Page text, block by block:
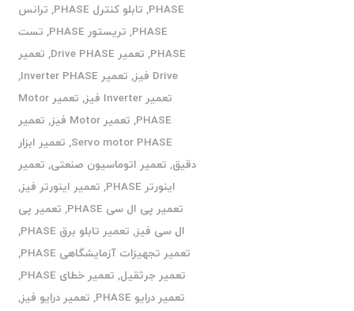
PHASE
, تابلو کنترل PHASE , ترانس
PHASE
, تریستور PHASE , تست
PHASE
, تعمیر Drive PHASE , تعمیر
Drive فیز
, تعمیر Inverter PHASE
,
تعمیر Inverter فیز
,
تعمیر Motor
PHASE
, تعمیر Motor فیز , تعمیر
Servo motor PHASE
, تعمیر ابزار
دقیق, تعمیر اتوماسیون صنعتی, تعمیر
اینورتر PHASE
, تعمیر اینورتر فیز,
تعمیر پی ال سی PHASE
, تعمیر پی
ال سی فیز, تعمیر تابلو برق PHASE
,
تعمیر تجهیزات آزمایشگاهی PHASE
,
تعمیر جرثقیل, تعمیر خطای PHASE
,
تعمیر درایو PHASE
, تعمیر درایو فیز,